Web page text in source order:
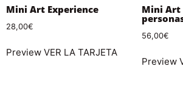
Mini Art Experience
28,00€
Preview VER LA TARJETA
Mini Art
56,00€
Preview